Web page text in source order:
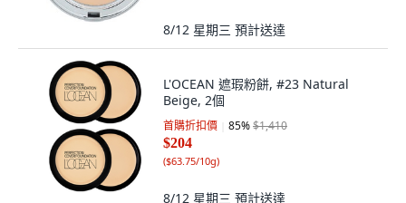
8/12 星期三 預計送達
L'OCEAN 遮瑕粉餅, #23 Natural
Beige, 2個
首購折扣價 85%$1,410
$204
($63.75/10g)
8/12 星期三 預計送達